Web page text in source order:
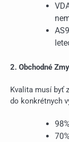
2. Obchodné
Kvalita musí byť
do konkrétnych